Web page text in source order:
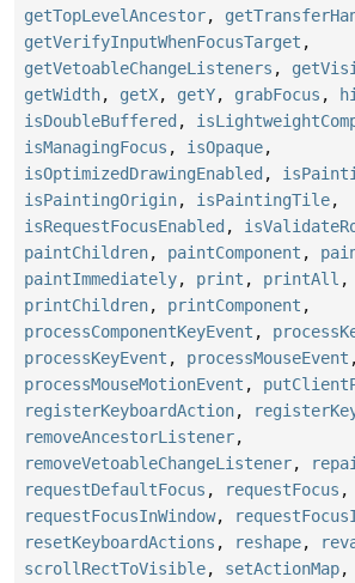
getTopLevelAncestor,
getVerifyInputWhenFocusTarget ,
getVetoableChangeListeners ,
getWidth, getX, getY, grabFocus ,
isDoubleBuffered ,
isManagingFocus , isOpaque,
isOptimizedDrawingEnabled ,
isPaintingOrigin, isPaintingTile,
isRequestFocusEnabled ,
paintChildren, paintComponent ,
paintImmediately, print , printAll ,
printChildren, printComponent ,
processComponentKeyEvent ,
processKeyEvent , processMouseEvent ,
processMouseMotionEvent ,
registerKeyboardAction,
removeAncestorListener,
removeVetoableChangeListener,
requestDefaultFocus , requestFocus ,
requestFocusInWindow,
resetKeyboardActions , reshape,
scrollRectToVisible, setActionMap,